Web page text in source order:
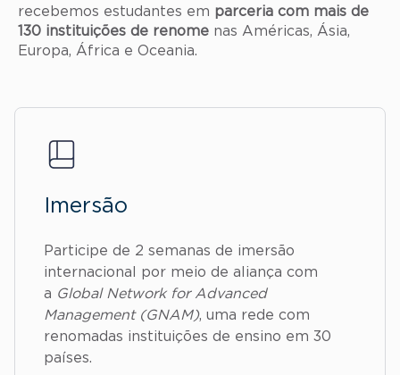
recebemos estudantes em parceria com mais de
130 instituições de renome nas Américas, Ásia,
Europa, África e Oceania.
Imersão
Participe de 2 semanas de imersão
internacional por meio de aliança com
a Global Network for Advanced
Management (GNAM), uma rede com
renomadas instituições de ensino em 30
países.